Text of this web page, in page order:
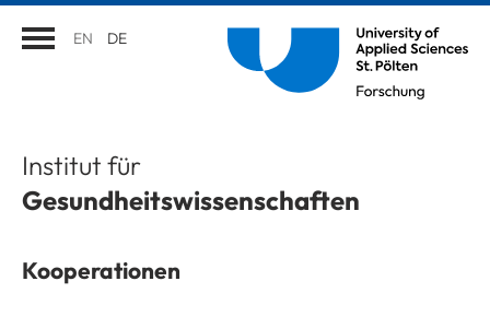
EN DE
Institut für
Gesundheitswissenschaften
Kooperationen